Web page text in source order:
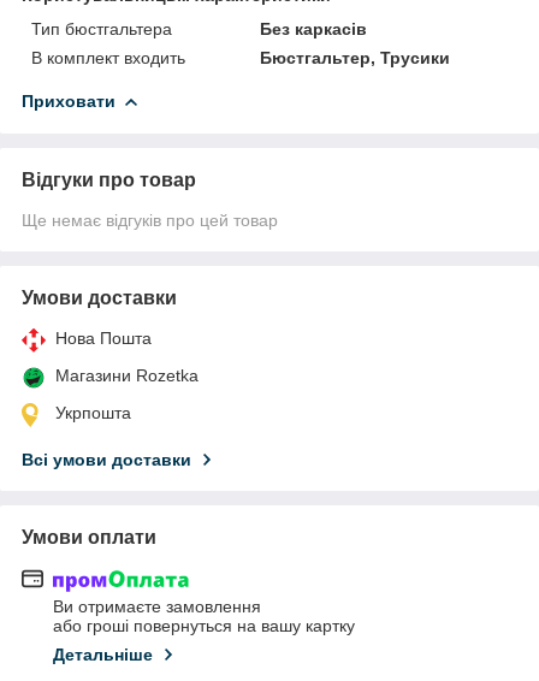
Тип бюстгальтера
Без каркасів
В комплект входить
Бюстгальтер, Трусики
Приховати
Відгуки про товар
Ще немає відгуків про цей товар
Умови доставки
Нова Пошта
Магазини Rozetka
Укрпошта
Всі умови доставки
Умови оплати
Ви отримаєте замовлення
або гроші повернуться на вашу картку
Детальніше